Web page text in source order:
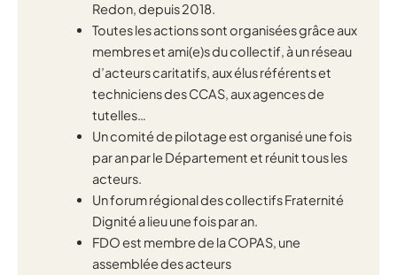
Redon, depuis 2018.
Toutes les actions sont organisées grâce aux
membres et ami(e)s du collectif, à un réseau
d’acteurs caritatifs, aux élus référents et
techniciens des CCAS, aux agences de
tutelles…
Un comité de pilotage est organisé une fois
par an par le Département et réunit tous les
acteurs.
Un forum régional des collectifs Fraternité
Dignité a lieu une fois par an.
FDO est membre de la COPAS, une
assemblée des acteurs